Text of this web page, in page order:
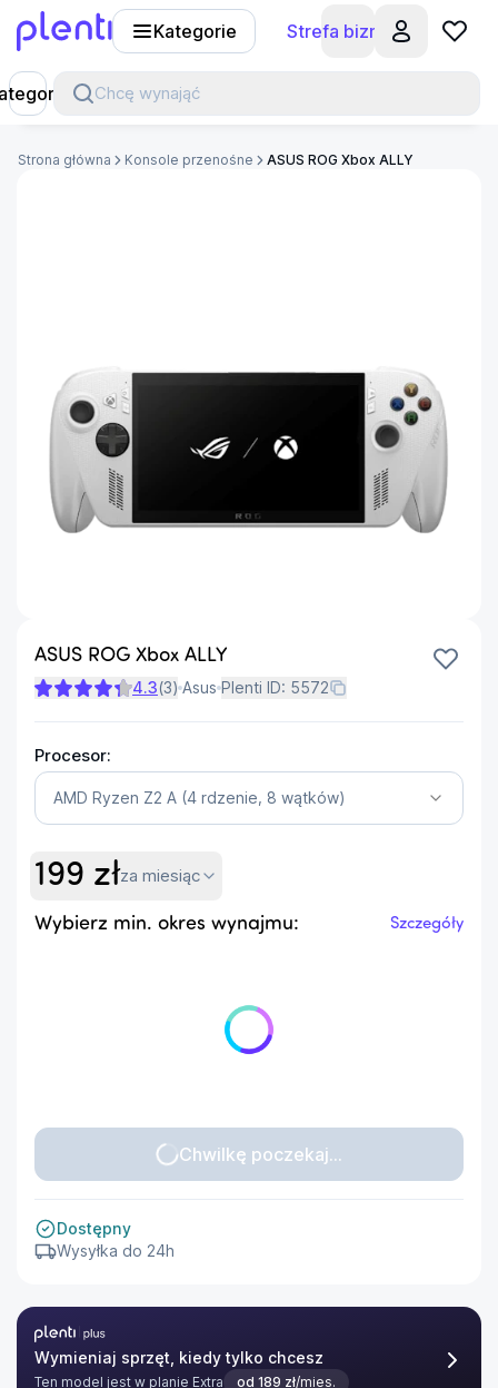
Kategorie Strefa biznesu
Chcę wynająć
Strona główna Konsole przenośne ASUS ROG Xbox ALLY
ASUS ROG Xbox ALLY
4.3(3) Asus Plenti ID: 5572
Procesor:
AMD Ryzen Z2 A (4 rdzenie, 8 wątków)
199 złza miesiąc
Wybierz min. okres wynajmu: Szczegóły
Chwilkę poczekaj...
Dostępny
Wysyłka do 24h
Plenti Plus
Wymieniaj sprzęt, kiedy tylko chcesz
Ten model jest w planie Extra od 189 zł/mies.